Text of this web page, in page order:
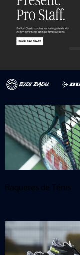
Raquetes de Ténis